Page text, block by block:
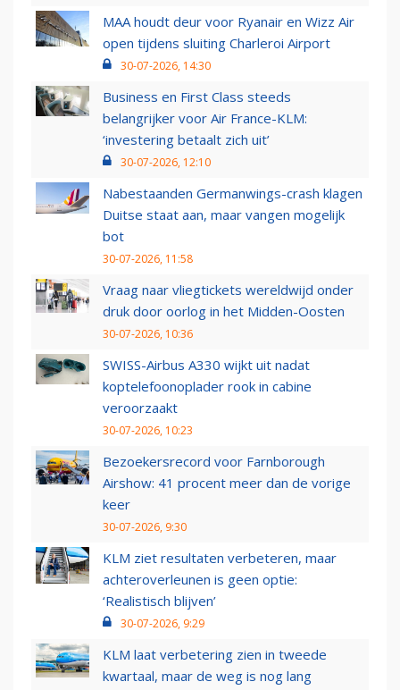
MAA houdt deur voor Ryanair en Wizz Air
open tijdens sluiting Charleroi Airport
30-07-2026, 14:30
Business en First Class steeds
belangrijker voor Air France-KLM:
‘investering betaalt zich uit’
30-07-2026, 12:10
Nabestaanden Germanwings-crash klagen
Duitse staat aan, maar vangen mogelijk
bot
30-07-2026, 11:58
Vraag naar vliegtickets wereldwijd onder
druk door oorlog in het Midden-Oosten
30-07-2026, 10:36
SWISS-Airbus A330 wijkt uit nadat
koptelefoonoplader rook in cabine
veroorzaakt
30-07-2026, 10:23
Bezoekersrecord voor Farnborough
Airshow: 41 procent meer dan de vorige
keer
30-07-2026, 9:30
KLM ziet resultaten verbeteren, maar
achteroverleunen is geen optie:
‘Realistisch blijven’
30-07-2026, 9:29
KLM laat verbetering zien in tweede
kwartaal, maar de weg is nog lang